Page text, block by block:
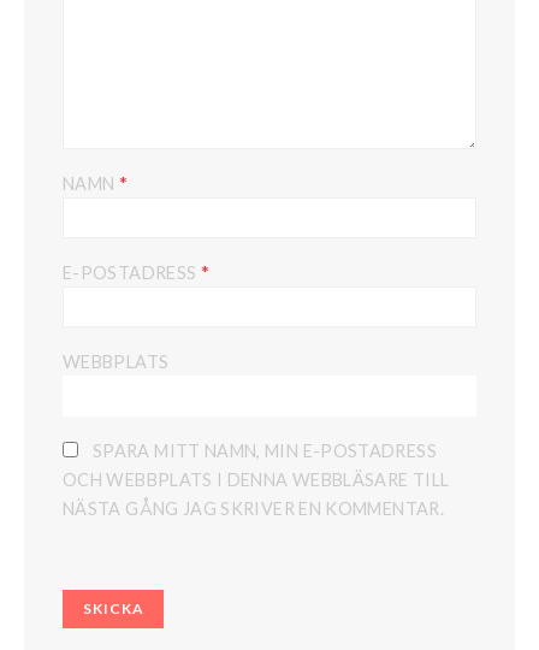
NAMN *
E-POSTADRESS *
WEBBPLATS
SPARA MITT NAMN, MIN E-POSTADRESS
OCH WEBBPLATS I DENNA WEBBLÄSARE TILL
NÄSTA GÅNG JAG SKRIVER EN KOMMENTAR.